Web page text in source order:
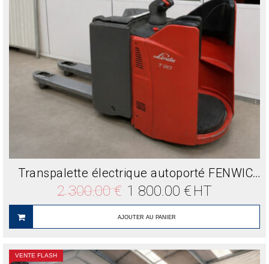
Transpalette électrique autoporté FENWICK T20SP 2,2 T occasion
2 300.00€
Le
prix
initial
était :
2
1 800.00 € Le
prix
actuel
1
HT
AJOUTER AU PANIER
VENTE FLASH